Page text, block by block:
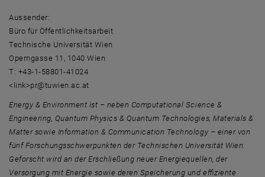
Aussender:
Büro für Öffentlichkeitsarbeit
Technische Universität Wien
Operngasse 11, 1040 Wien
T: +43-1-58801-41024
<link>pr@tuwien.ac.at
Energy & Environment ist – neben Computational Science &
Engineering, Quantum Physics & Quantum Technologies, Materials &
Matter sowie Information & Communication Technology – einer von
fünf Forschungsschwerpunkten der Technischen Universität Wien.
Geforscht wird an der Erschließung neuer Energiequellen, der
Versorgung mit Energie sowie deren Speicherung und effiziente